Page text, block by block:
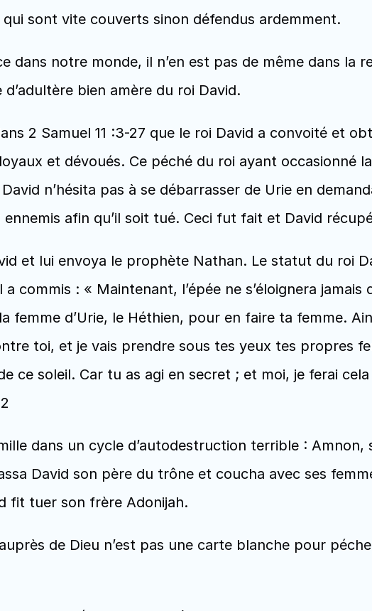
sont vite couverts sinon défendus ardemment.
dans notre monde, il n’en est pas de même dans la
bien amère du roi David.
2 Samuel 11 :3-27 que le roi David a convoité et
et dévoués. Ce péché du roi ayant occasionné
n’hésita pas à se débarrasser de Urie en
afin qu’il soit tué. Ceci fut fait et David
et lui envoya le prophète Nathan. Le statut du roi
commis : « Maintenant, l’épée ne s’éloignera
femme d’Urie, le Héthien, pour en faire ta femme.
toi, et je vais prendre sous tes yeux tes propres
ce soleil. Car tu as agi en secret ; et moi, je ferai
dans un cycle d’autodestruction terrible :
David son père du trône et coucha avec ses
fit tuer son frère Adonijah.
de Dieu n’est pas une carte blanche pour